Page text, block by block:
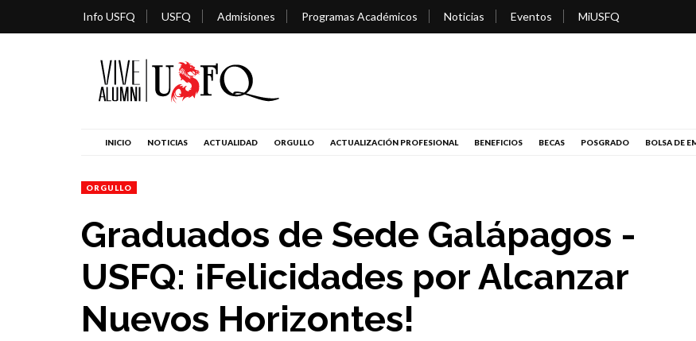
Info USFQ USFQ Admisiones Programas Académicos Noticias Eventos MiUSFQ
INICIO NOTICIAS ACTUALIDAD ORGULLO ACTUALIZACIÓN PROFESIONAL BENEFICIOS BECAS POSGRADO BOLSA DE
ORGULLO
Graduados de Sede Galápagos -
USFQ: ¡Felicidades por Alcanzar
Nuevos Horizontes!